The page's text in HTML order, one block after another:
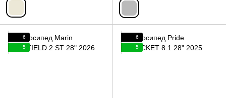
6
5
6
5